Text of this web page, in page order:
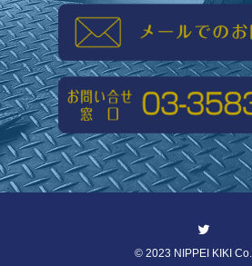
© 2023 NIPPEI KIKI